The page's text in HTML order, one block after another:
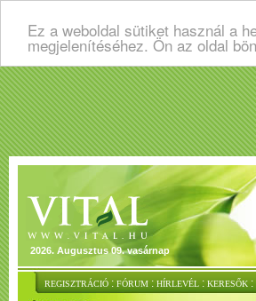
Ez a weboldal sütiket használ a
megjelenítéséhez. Ön az oldal
2026. Augusztus 09. vasárnap
REGISZTRÁCIÓ : FÓRUM : HÍRLEVÉL : KERESŐK :